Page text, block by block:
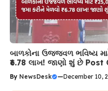
બાળકોના ઉજ્જવળ ભવિષ્ય
₹6.78 લાખ! જાણો શું છે Post
By NewsDesk —December 10,